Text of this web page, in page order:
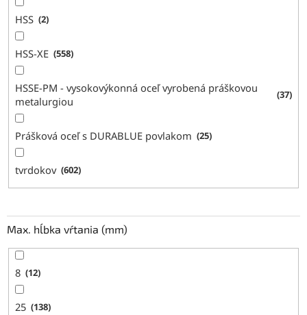
HSS 2
HSS-XE 558
HSSE-PM - vysokovýkonná oceľ vyrobená práškovou
metalurgiou
37
Prášková oceľ s DURABLUE povlakom 25
tvrdokov 602
Max. hĺbka vŕtania (mm)
8 12
25 138